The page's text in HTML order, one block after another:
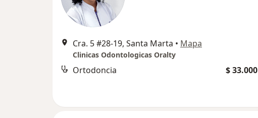
Cra. 5 #28-19, Santa Marta • Mapa
Clinicas Odontologicas Oralty
Ortodoncia $ 33.000